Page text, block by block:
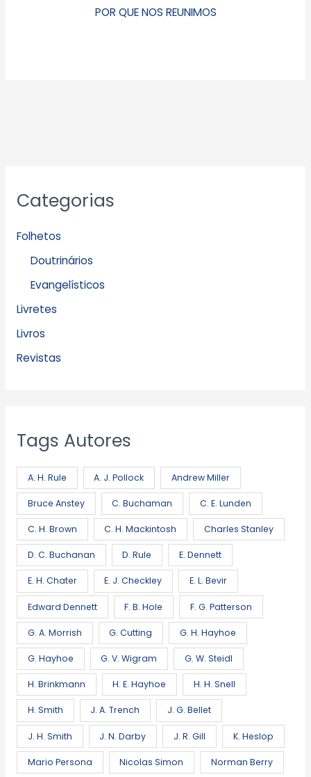
Categorias
Folhetos
Doutrinários
Evangelísticos
Livretes
Livros
Revistas
Tags Autores
A. H. Rule A. J. Pollock Andrew Miller
Bruce Anstey C. Buchaman C. E. Lunden
C. H. Brown C. H. Mackintosh Charles Stanley
D. C. Buchanan D. Rule E. Dennett
E. H. Chater E. J. Checkley E. L. Bevir
Edward Dennett F. B. Hole F. G. Patterson
G. A. Morrish G. Cutting G. H. Hayhoe
G. Hayhoe G. V. Wigram G. W. Steidl
H. Brinkmann H. E. Hayhoe H. H. Snell
H. Smith J. A. Trench J. G. Bellet
J. H. Smith J. N. Darby J. R. Gill K. Heslop
Mario Persona Nicolas Simon Norman Berry
POR QUE NOS REUNIMOS